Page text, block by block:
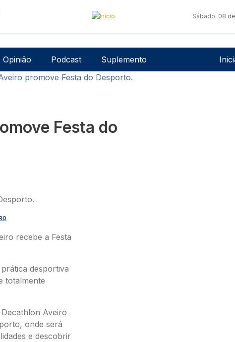
Sábado, 08
Opinião Podcast Suplemento
promove Festa do Desporto.
Festa do
recebe a Festa
desportiva
totalmente
Aveiro
onde será
e descobrir